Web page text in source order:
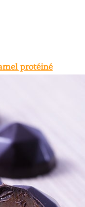
protéiné